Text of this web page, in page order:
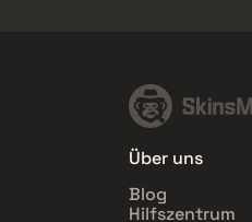
Über uns
Blog
Hilfszentrum